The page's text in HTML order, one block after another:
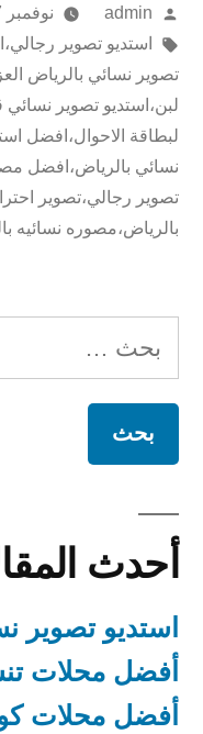
تمّ
النشر
بواسطة
admin نوفمبر 17, 2019
وسوم:
استديو تصوير رجالي،
تصوير نسائي بالرياض
لبن، استديو تصوير نسائي
لبطاقة الاحوال، افضل
نسائي بالرياض، افضل
تصوير رجالي،تصوير
بالرياض،مصوره نسائيه
البحث
عن:
أحدث
استديو تصوير
أفضل محلات
أفضل محلات